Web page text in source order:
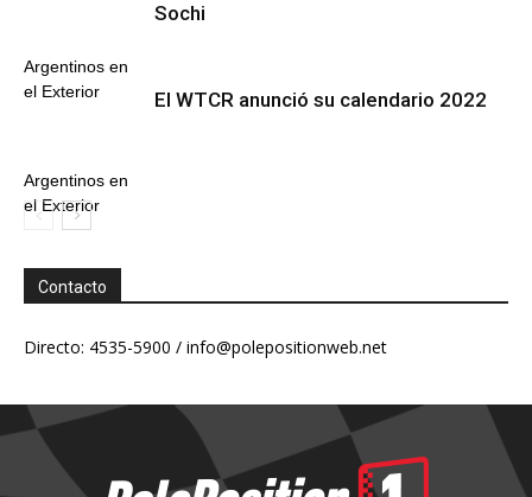
Argentinos en
el Exterior
Sochi
Argentinos en
el Exterior
El WTCR anunció su calendario 2022
Contacto
Directo: 4535-5900 / info@polepositionweb.net